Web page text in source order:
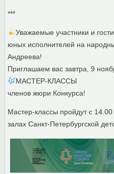
***
Уважаемые участники и
юных исполнителей на
Андреева!
Приглашаем вас завтра, 9
МАСТЕР-КЛАССЫ
членов жюри Конкурса!
Мастер-классы пройдут с
залах Санкт-Петербургcкой